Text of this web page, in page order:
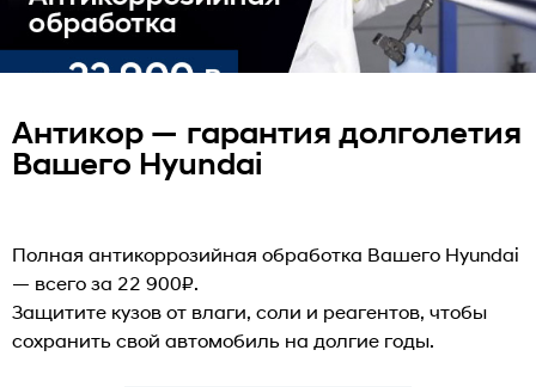
Антикор — гарантия долголетия
Вашего Hyundai
Полная антикоррозийная обработка Вашего Hyundai
— всего за 22 900₽.
Защитите кузов от влаги, соли и реагентов, чтобы
сохранить свой автомобиль на долгие годы.